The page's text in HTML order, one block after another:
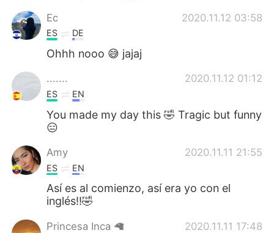
Ec 2020.11.12 03:58
ES DE
Ohhh nooo 😅 jajaj
....... 2020.11.12 01:12
ES EN
You made my day this 🤣 Tragic but funny
😑
Amy 2020.11.11 21:55
ES EN
Así es al comienzo, así era yo con el
inglés!!🤣
Princesa Inca 🦙 2020.11.11 17:48